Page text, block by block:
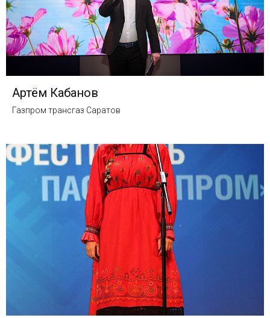
Артём Кабанов
Газпром трансгаз Саратов